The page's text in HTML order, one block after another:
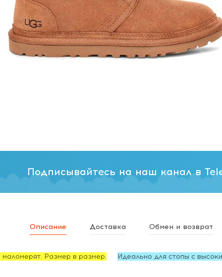
Подписывайтесь на наш канал в
Описание Доставка Обмен и возврат
маломерят. Размер в размер. Идеально для стопы с